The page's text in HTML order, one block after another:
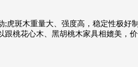
虎斑木重量大、强度高，稳定性极好
桃花心木、黑胡桃木家具相媲美，